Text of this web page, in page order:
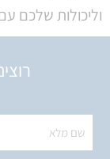
וליכולות שלכם